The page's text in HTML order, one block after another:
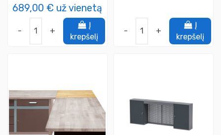
689,00 € už vienetą
- +
Į
krepšelį
- +
Į
krepšelį